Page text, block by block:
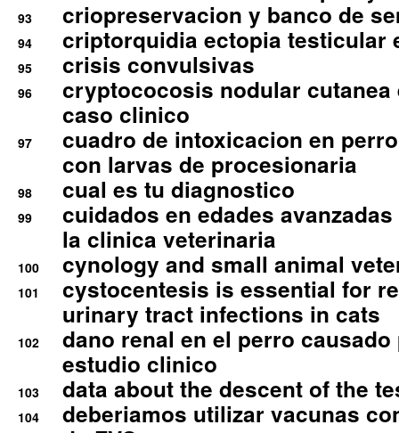
93 criopreservacion y banco de
94 criptorquidia ectopia testicular
95 crisis convulsivas
96
cryptococosis nodular cutanea
caso clinico
97
cuadro de intoxicacion en
con larvas de procesionaria
98 cual es tu diagnostico
99
cuidados en edades
la clinica veterinaria
100 cynology and small animal
101
cystocentesis is essential for
urinary tract infections in cats
102
dano renal en el perro
estudio clinico
103 data about the descent of the
104
deberiamos utilizar vacunas